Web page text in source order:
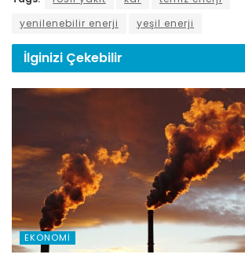
yenilenebilir enerji
yeşil enerji
İlginizi Çekebilir
EKONOMI